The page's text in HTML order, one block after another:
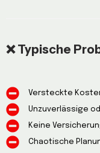
❌ Typische
Versteckte
Unzuverlässige
Keine
Chaotische